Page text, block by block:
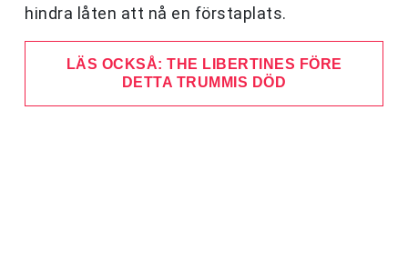
hindra låten att nå en förstaplats.
LÄS OCKSÅ: THE LIBERTINES FÖRE
DETTA TRUMMIS DÖD